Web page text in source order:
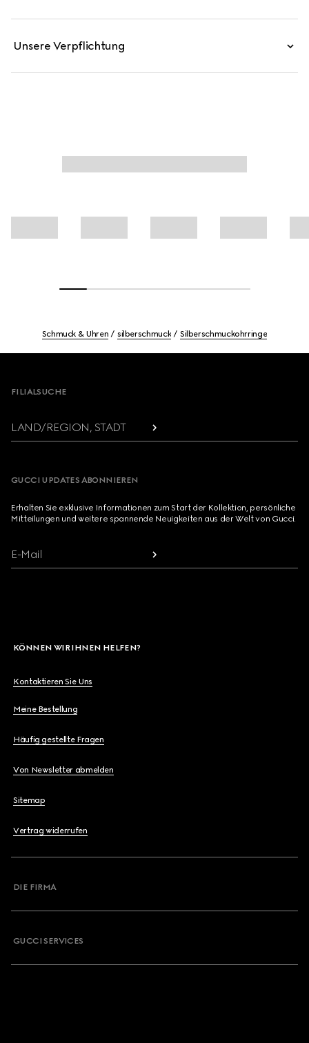
Unsere Verpflichtung
Schmuck & Uhren silberschmuck Silberschmuckohrringe
FILIALSUCHE
LAND/REGION, STADT
GUCCI UPDATES ABONNIEREN
Erhalten Sie exklusive Informationen zum Start der Kollektion, persönliche
Mitteilungen und weitere spannende Neuigkeiten aus der Welt von Gucci.
E-Mail
KÖNNEN WIR IHNEN HELFEN?
Kontaktieren Sie Uns
Meine Bestellung
Häufig gestellte Fragen
Von Newsletter abmelden
Sitemap
Vertrag widerrufen
DIE FIRMA
GUCCI SERVICES